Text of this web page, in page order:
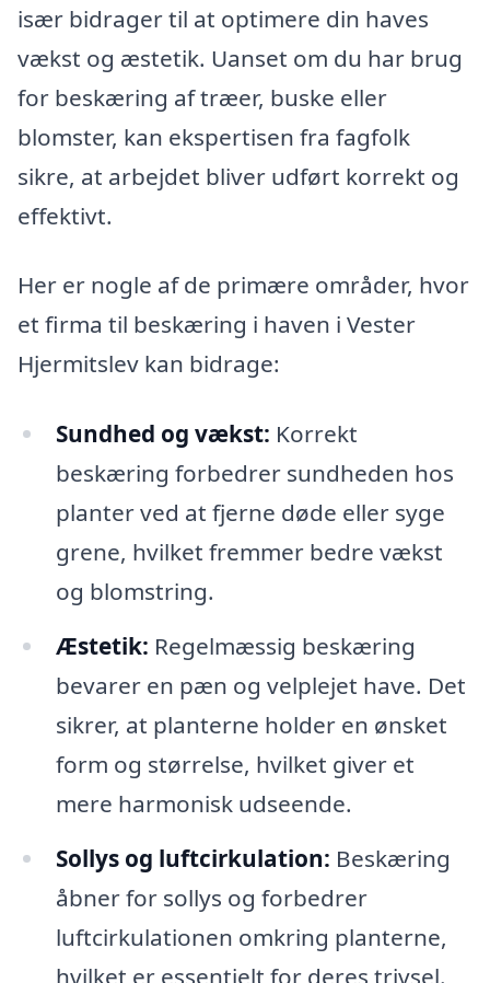
især bidrager til at optimere din haves
vækst og æstetik. Uanset om du har brug
for beskæring af træer, buske eller
blomster, kan ekspertisen fra fagfolk
sikre, at arbejdet bliver udført korrekt og
effektivt.
Her er nogle af de primære områder, hvor
et firma til beskæring i haven i Vester
Hjermitslev kan bidrage:
Sundhed og vækst: Korrekt
beskæring forbedrer sundheden hos
planter ved at fjerne døde eller syge
grene, hvilket fremmer bedre vækst
og blomstring.
Æstetik: Regelmæssig beskæring
bevarer en pæn og velplejet have. Det
sikrer, at planterne holder en ønsket
form og størrelse, hvilket giver et
mere harmonisk udseende.
Sollys og luftcirkulation: Beskæring
åbner for sollys og forbedrer
luftcirkulationen omkring planterne,
hvilket er essentielt for deres trivsel.